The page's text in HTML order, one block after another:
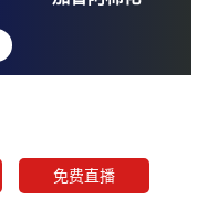
21:00:00
0
免费直播